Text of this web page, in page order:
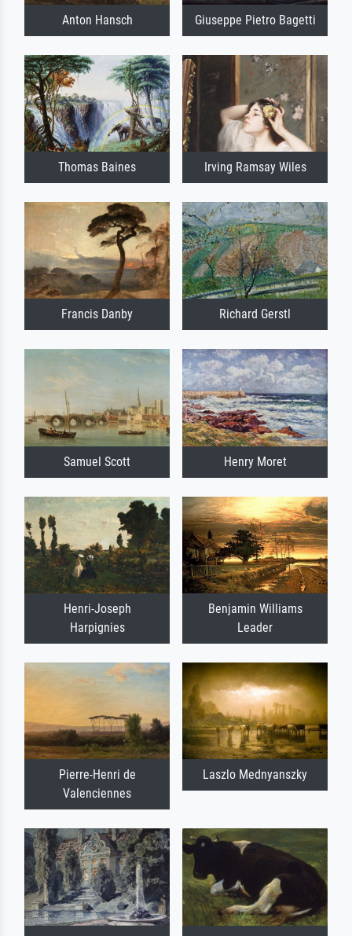
Anton Hansch Giuseppe Pietro Bagetti
Thomas Baines Irving Ramsay Wiles
Francis Danby Richard Gerstl
Samuel Scott Henry Moret
Henri-Joseph
Harpignies
Benjamin Williams
Leader
Pierre-Henri de
Valenciennes
Laszlo Mednyanszky